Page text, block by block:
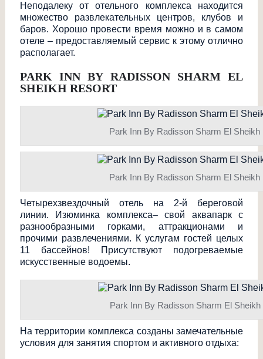
Неподалеку от отельного комплекса находится
множество развлекательных центров, клубов и
баров. Хорошо провести время можно и в самом
отеле – предоставляемый сервис к этому отлично
располагает.
PARK INN BY RADISSON SHARM EL
SHEIKH RESORT
Park Inn By Radisson Sharm El Sheikh
Park Inn By Radisson Sharm El Sheikh
Четырехзвездочный отель на 2-й береговой
линии. Изюминка комплекса– свой аквапарк с
разнообразными горками, аттракционами и
прочими развлечениями. К услугам гостей целых
11 бассейнов! Присутствуют подогреваемые
искусственные водоемы.
Park Inn By Radisson Sharm El
На территории комплекса созданы замечательные
условия для занятия спортом и активного отдыха: